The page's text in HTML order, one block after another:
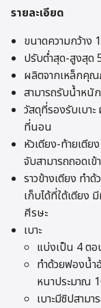
รายละเอียด
ขนาดความกว้าง
ปรับต่ำสุด-สูงสุด
ผลิตจากเหล็กคุ
สามารถรับน้ำหนั
วัสดุที่รองรับเบา
ที่นอน
หัวเตียง-ท้ายเตี
จับสามารถถอดเข้
ราวข้างเตียง ท
เก็บได้ที่ใต้เตียง
ศีรษะ
เบาะ
แบ่งเป็น 4 ตอ
ทำด้วยฟองน้
หนาประมาณ
เบาะมีซิปสาม